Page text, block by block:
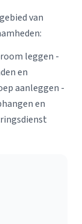
van
leggen -
en
aanleggen -
en